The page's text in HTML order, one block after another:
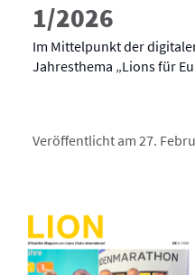
1/2026
Im Mittelpunkt der
Jahresthema „Lions für
Veröffentlicht am 27.